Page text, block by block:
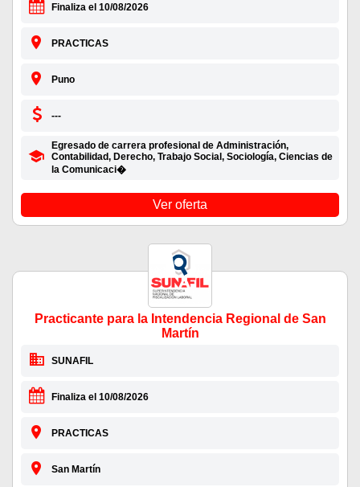
Finaliza el 10/08/2026
PRACTICAS
Puno
---
Egresado de carrera profesional de Administración,
Contabilidad, Derecho, Trabajo Social, Sociología, Ciencias de
la Comunicaci�
Ver oferta
Practicante para la Intendencia Regional de San
Martín
SUNAFIL
Finaliza el 10/08/2026
PRACTICAS
San Martín